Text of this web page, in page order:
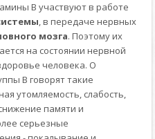
В участвуют в работе
, в передаче нервных
мозга. Поэтому их
на состоянии нервной
человека. О
В говорят такие
утомляемость, слабость,
памяти и
серьезные